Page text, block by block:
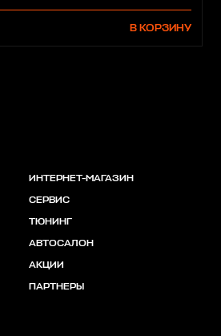
В КОРЗИНУ
ИНТЕРНЕТ-МАГАЗИН
СЕРВИС
ТЮНИНГ
АВТОСАЛОН
АКЦИИ
ПАРТНЕРЫ